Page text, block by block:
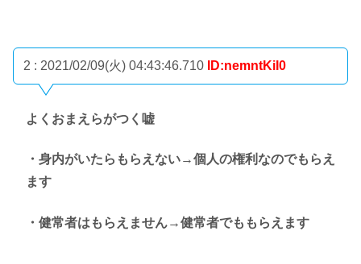
2 : 2021/02/09(火) 04:43:46.710 ID:nemntKiI0
よくおまえらがつく嘘
・身内がいたらもらえない→個人の権利なのでもらえ
ます
・健常者はもらえません→健常者でももらえます